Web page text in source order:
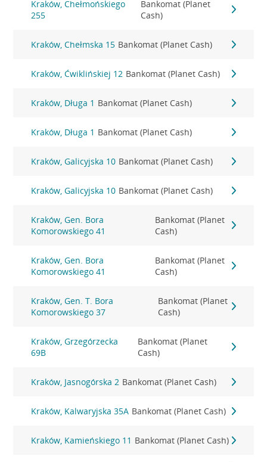
Kraków, Chełmońskiego
255
Bankomat (Planet
Cash)
Kraków, Chełmska 15 Bankomat (Planet Cash)
Kraków, Ćwiklińskiej 12 Bankomat (Planet Cash)
Kraków, Długa 1 Bankomat (Planet Cash)
Kraków, Długa 1 Bankomat (Planet Cash)
Kraków, Galicyjska 10 Bankomat (Planet Cash)
Kraków, Galicyjska 10 Bankomat (Planet Cash)
Kraków, Gen. Bora
Komorowskiego 41
Bankomat (Planet
Cash)
Kraków, Gen. Bora
Komorowskiego 41
Bankomat (Planet
Cash)
Kraków, Gen. T. Bora
Komorowskiego 37
Bankomat (Planet
Cash)
Kraków, Grzegórzecka
69B
Bankomat (Planet
Cash)
Kraków, Jasnogórska 2 Bankomat (Planet Cash)
Kraków, Kalwaryjska 35A Bankomat (Planet Cash)
Kraków, Kamieńskiego 11 Bankomat (Planet Cash)